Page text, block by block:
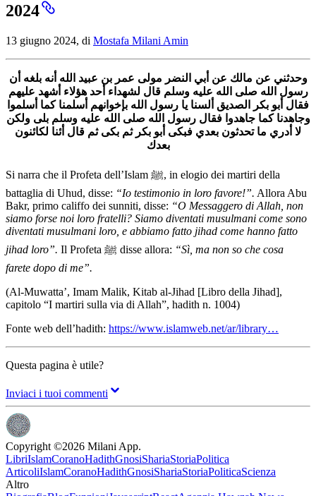
2024
13 giugno 2024, di Mostafa Milani Amin
وحدثني عن مالك عن أبي النضر مولى عمر بن عبيد الله أنه بلغه أن
رسول الله صلى الله عليه وسلم قال لشهداء أحد هؤلاء أشهد عليهم
فقال أبو بكر الصديق ألسنا يا رسول الله بإخوانهم أسلمنا كما أسلموا
وجاهدنا كما جاهدوا فقال رسول الله صلى الله عليه وسلم بلى ولكن
لا أدري ما تحدثون بعدي فبكى أبو بكر ثم بكى ثم قال أئنا لكائنون
بعدك
Si narra che il Profeta dell’Islam ﷺ, in elogio dei martiri della
battaglia di Uhud, disse: “Io testimonio in loro favore!”. Allora Abu
Bakr, primo califfo dei sunniti, disse: “O Messaggero di Allah, non
siamo forse noi loro fratelli? Siamo diventati musulmani come sono
diventati musulmani loro, e abbiamo fatto jihad come hanno fatto
jihad loro”.
Il Profeta ﷺ disse allora: “Sì, ma non so che cosa
farete dopo di me”.
(Al-Muwatta’, Imam Malik, Kitab al-Jihad [Libro della Jihad],
capitolo “I martiri sulla via di Allah”, hadith n. 1004)
Fonte web dell’hadith: https://www.islamweb.net/ar/library…
Questa pagina è utile?
Inviaci i tuoi commenti
Copyright ©2026 Milani App.
LibriIslamCoranoHadithGnosiShariaStoriaPolitica
ArticoliIslamCoranoHadithGnosiShariaStoriaPoliticaScienza
Altro